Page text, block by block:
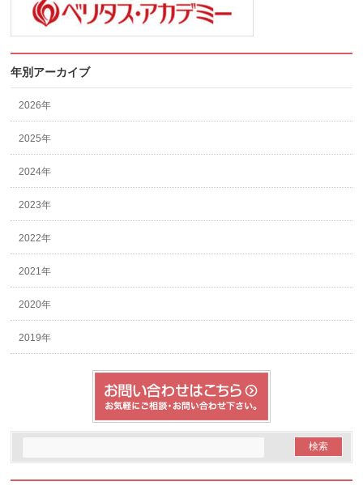
年別アーカイブ
2026年
2025年
2024年
2023年
2022年
2021年
2020年
2019年